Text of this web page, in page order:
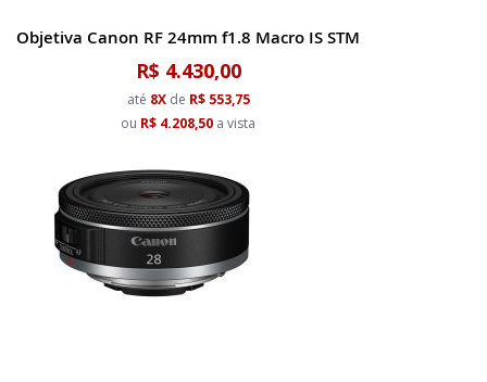
Objetiva Canon RF 24mm f1.8 Macro IS STM
R$ 4.430,00
até 8Xde R$ 553,75
ou R$ 4.208,50 a vista